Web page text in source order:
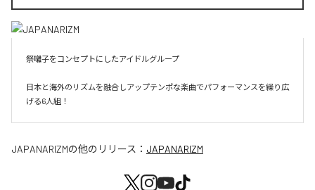
祭囃子をコンセプトにしたアイドルグループ
日本と海外のリズムを融合しアップテンポな楽曲でパフォーマンスを繰り広
げる6人組！
JAPANARIZMの他のリリース： JAPANARIZM